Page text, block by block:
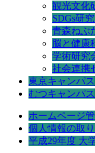
観光文化
SDGs研
青森ねぶ
脳と健康
学術研究
社会連携
東京キャンパス
むつキャンパス
ホームページ
個人情報の取
平成29年度 大